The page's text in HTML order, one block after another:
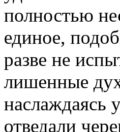
полностью
единое,
разве не
лишенные
наслаждаясь
отведали